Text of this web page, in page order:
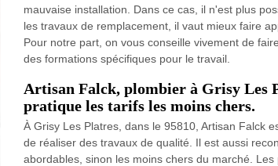
mauvaise installation. Dans ce cas, il n'est plus
les travaux de remplacement, il vaut mieux faire
Pour notre part, on vous conseille vivement de
des formations spécifiques pour le travail.
Artisan Falck, plombier à Grisy Les
pratique les tarifs les moins chers.
À Grisy Les Platres, dans le 95810, Artisan Falck
de réaliser des travaux de qualité. Il est aussi
abordables, sinon les moins chers du marché. Les